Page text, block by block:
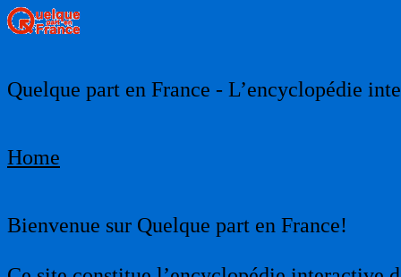
Quelque part en France - L’encyclopédie
Home
Bienvenue sur Quelque part en France!